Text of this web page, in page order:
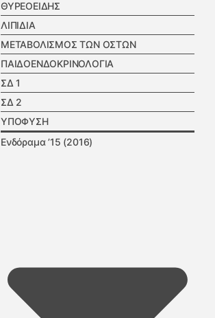
ΘΥΡΕΟΕΙΔΗΣ
ΛΙΠΙΔΙΑ
ΜΕΤΑΒΟΛΙΣΜΟΣ ΤΩΝ ΟΣΤΩΝ
ΠΑΙΔΟΕΝΔΟΚΡΙΝΟΛΟΓΙΑ
ΣΔ 1
ΣΔ 2
ΥΠΟΦΥΣΗ
Ενδόραμα ’15 (2016)